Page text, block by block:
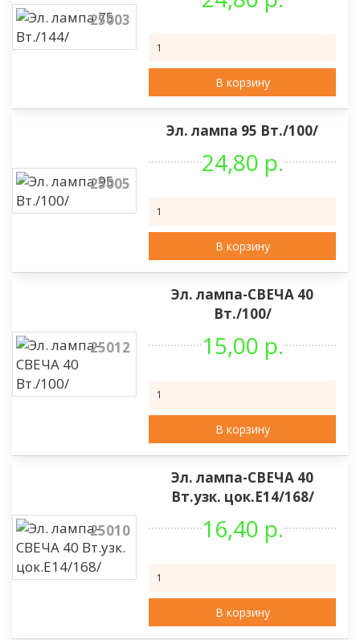
25003
В корзину
25005
Эл. лампа 95 Вт./100/
24,80 р.
В корзину
25012
Эл. лампа-СВЕЧА 40
Вт./100/
15,00 р.
В корзину
25010
Эл. лампа-СВЕЧА 40
Вт.узк. цок.Е14/168/
16,40 р.
В корзину